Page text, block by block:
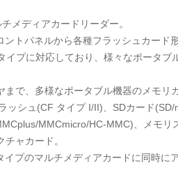
メディアカードリーダー。
トパネルから各種フラッシュカード
イプに対応しており、様々なポータ
で、多様なポータブル機器のメモリ
ッシュ(CF タイプ I/II)、SDカード
MMCmicro/HC-MMC)、メモ
ャカード。
イプのマルチメディアカードに同時